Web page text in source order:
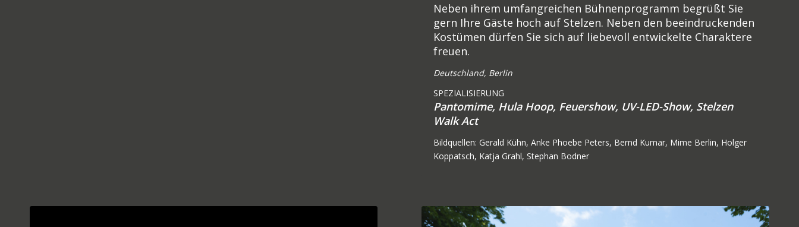
Neben ihrem umfangreichen Bühnenprogramm begrüßt Sie
gern Ihre Gäste hoch auf Stelzen. Neben den beeindruckenden
Kostümen dürfen Sie sich auf liebevoll entwickelte Charaktere
freuen.
Deutschland, Berlin
SPEZIALISIERUNG
Pantomime, Hula Hoop, Feuershow, UV-LED-Show, Stelzen
Walk Act
Bildquellen: Gerald Kühn, Anke Phoebe Peters, Bernd Kumar, Mime Berlin, Holger
Koppatsch, Katja Grahl, Stephan Bodner